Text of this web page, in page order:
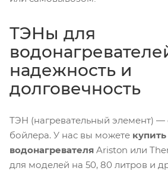
ТЭНы для
надежность и
долговечность
ТЭН (нагревательный элемент)
бойлера. У нас вы можете
водонагревателя Ariston или
для моделей на 50, 80 литров и